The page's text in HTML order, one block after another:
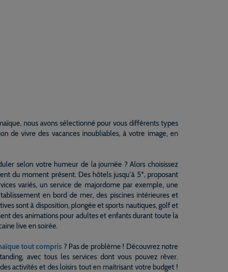
nous avons sélectionné pour vous différents types
de vivre des vacances inoubliables, à votre image, en
selon votre humeur de la journée ? Alors choisissez
du moment présent. Des hôtels jusqu'à 5*, proposant
variés, un service de majordome par exemple, une
en bord de mer, des piscines intérieures et
sont à disposition, plongée et sports nautiques, golf et
des animations pour adultes et enfants durant toute la
live en soirée.
tout compris ? Pas de problème ! Découvrez notre
avec tous les services dont vous pouvez rêver.
activités et des loisirs tout en maitrisant votre budget !